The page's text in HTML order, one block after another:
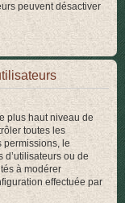
peuvent désactiver
plus haut niveau de
toutes les
permissions, le
d’utilisateurs ou de
à modérer
effectuée par